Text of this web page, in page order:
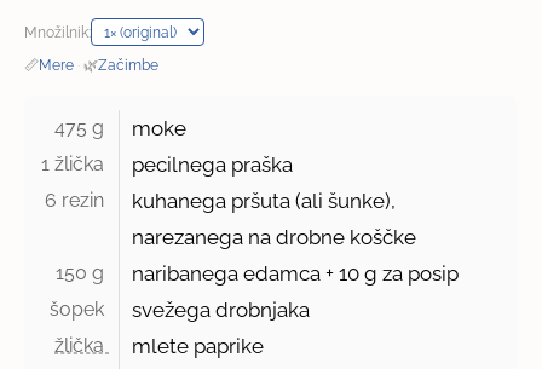
Množilnik:
📏Mere · 🌿Začimbe
475 g moke
1 žlička pecilnega praška
6 rezin
kuhanega pršuta (ali šunke),
narezanega na drobne koščke
150 g naribanega edamca + 10 g za posip
šopek svežega drobnjaka
žlička
mlete paprike